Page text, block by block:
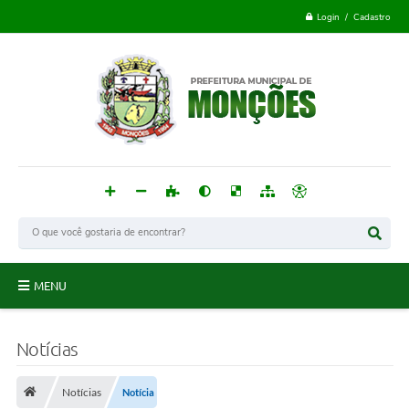
Login / Cadastro
MENU
Publicações
Notícias
Notícias Notícia